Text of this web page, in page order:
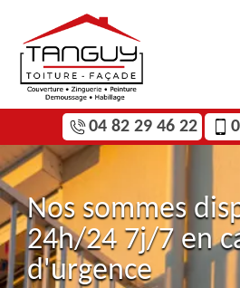
04 82 29 46 22
Nos sommes
24h/24 7j/7 en
d'urgence